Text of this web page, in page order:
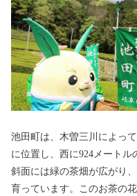
池田町は、木曽三川によっ
に位置し、西に924メート
斜面には緑の茶畑が広がり
育っています。このお茶の